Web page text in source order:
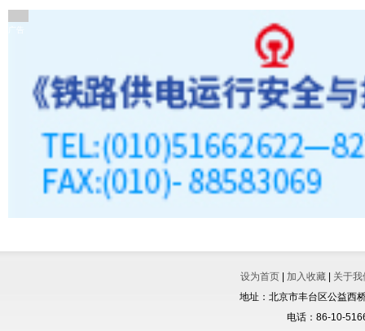
设为首页 加入收藏
关于我
地址：北京市丰台区公益西
电话：86-10-